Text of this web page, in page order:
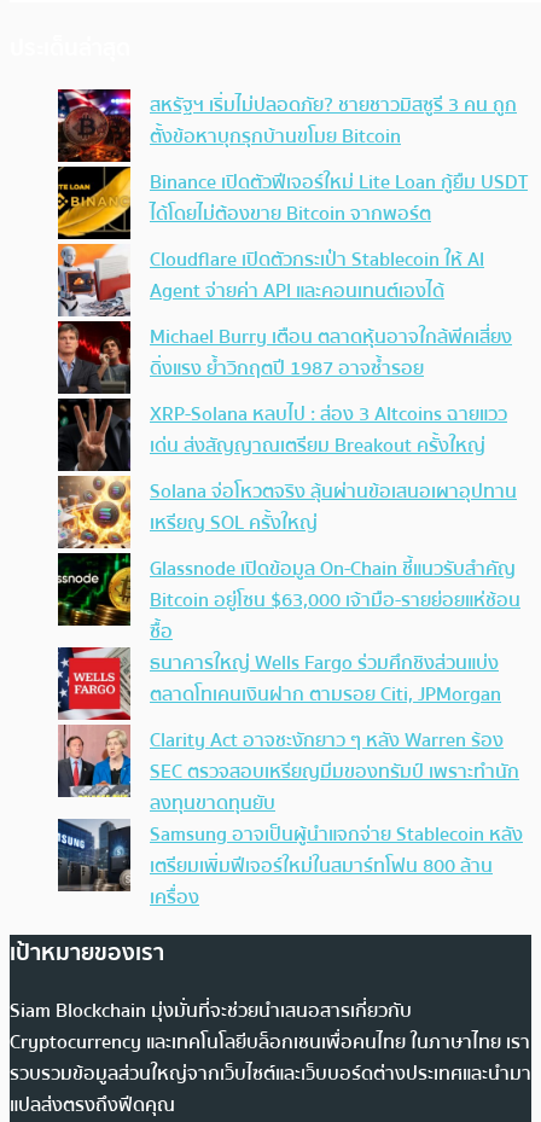
สหรัฐฯ เริ่มไม่ปลอดภัย? ชายชาวมิสซูรี 3 คน ถูก
ตั้งข้อหาบุกรุกบ้านขโมย Bitcoin
Binance เปิดตัวฟีเจอร์ใหม่ Lite Loan กู้ยืม USDT
ได้โดยไม่ต้องขาย Bitcoin จากพอร์ต
Cloudflare เปิดตัวกระเป๋า Stablecoin ให้ AI
Agent จ่ายค่า API และคอนเทนต์เองได้
Michael Burry เตือน ตลาดหุ้นอาจใกล้พีคเสี่ยง
ดิ่งแรง ย้ำวิกฤตปี 1987 อาจซ้ำรอย
XRP-Solana หลบไป : ส่อง 3 Altcoins ฉายแวว
เด่น ส่งสัญญาณเตรียม Breakout ครั้งใหญ่
Solana จ่อโหวตจริง ลุ้นผ่านข้อเสนอเผาอุปทาน
เหรียญ SOL ครั้งใหญ่
Glassnode เปิดข้อมูล On-Chain ชี้แนวรับสำคัญ
Bitcoin อยู่โซน $63,000 เจ้ามือ-รายย่อยแห่ช้อน
ซื้อ
ธนาคารใหญ่ Wells Fargo ร่วมศึกชิงส่วนแบ่ง
ตลาดโทเคนเงินฝาก ตามรอย Citi, JPMorgan
Clarity Act อาจชะงักยาว ๆ หลัง Warren ร้อง
SEC ตรวจสอบเหรียญมีมของทรัมป์ เพราะทำนัก
ลงทุนขาดทุนยับ
Samsung อาจเป็นผู้นำแจกจ่าย Stablecoin หลัง
เตรียมเพิ่มฟีเจอร์ใหม่ในสมาร์ทโฟน 800 ล้าน
เครื่อง
เป้าหมายของเรา
Siam Blockchain มุ่งมั่นที่จะช่วยนำเสนอสารเกี่ยวกับ
Cryptocurrency และเทคโนโลยีบล็อกเชนเพื่อคนไทย ในภาษาไทย เรา
รวบรวมข้อมูลส่วนใหญ่จากเว็บไซต์และเว็บบอร์ดต่างประเทศและนำมา
แปลส่งตรงถึงฟีดคุณ